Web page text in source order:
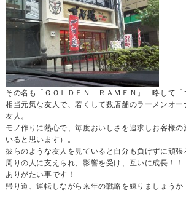
その名も「ＧＯＬＤＥＮ ＲＡＭＥＮ」 略して「
相当元気な友人で、若くして数店舗のラーメンオー
友人。
モノ作りに熱心で、毎度おいしさを追求しお客様
いると思います）。
彼らのような友人を見ていると自分も負けずに頑張
周りの人に支えられ、影響を受け、互いに成長！！
ありがたい事です！
帰り道、運転しながら来年の戦略を練りましょうか